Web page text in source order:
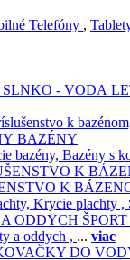
Telefóny ,
k
BAZÉNY
bazény, Bazény s
K
Krycie plachty ,
a oddych , ... viac